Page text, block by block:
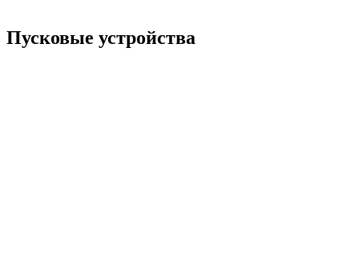
Пусковые устройства